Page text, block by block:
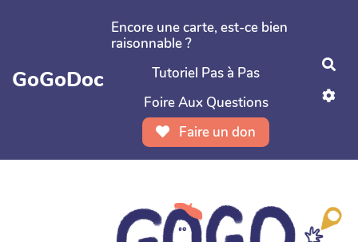
Aller au contenu principal
GoGoDoc
Encore une carte, est-ce bien
raisonnable ?
Tutoriel Pas à Pas
Foire Aux Questions
Faire un don